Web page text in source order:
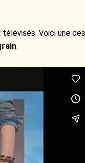
télévisés. Voici une des
.